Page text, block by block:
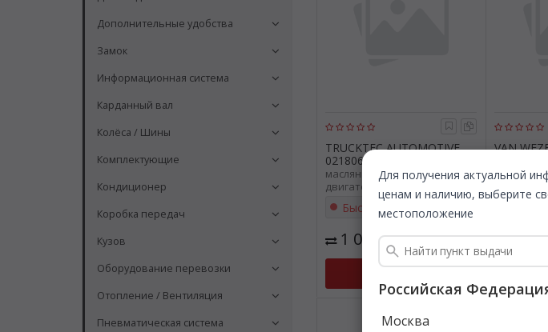
Для получения актуальной
ценам и наличию, выберите
местоположение
Российская
Москва
Дополнительные удобства
Замок
Информационная система
Карданный вал
Колёса / Шины
Комплектующие
Кондиционер
Коробка передач
Кузов
Оборудование перевозки
Отопление / Вентиляция
Пневматическая система
TRUCKTEC AUTOMOTIVE
0218064
масляный радиатор,
двигательное масло.
TRUCKTEC AUTOMOTIVE
0218064
Быстрая доставка
1 056₽ Все цены
VAN
WEZEL
1